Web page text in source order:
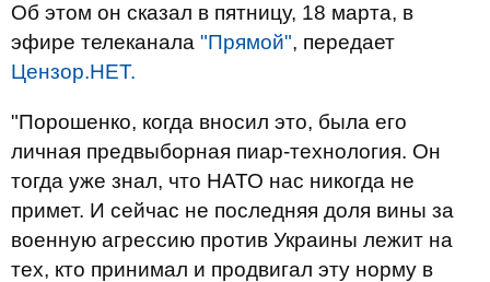
Об этом он сказал в пятницу, 18 марта, в
эфире телеканала "Прямой", передает
Цензор.НЕТ.
"Порошенко, когда вносил это, была его
личная предвыборная пиар-технология. Он
тогда уже знал, что НАТО нас никогда не
примет. И сейчас не последняя доля вины за
военную агрессию против Украины лежит на
тех, кто принимал и продвигал эту норму в